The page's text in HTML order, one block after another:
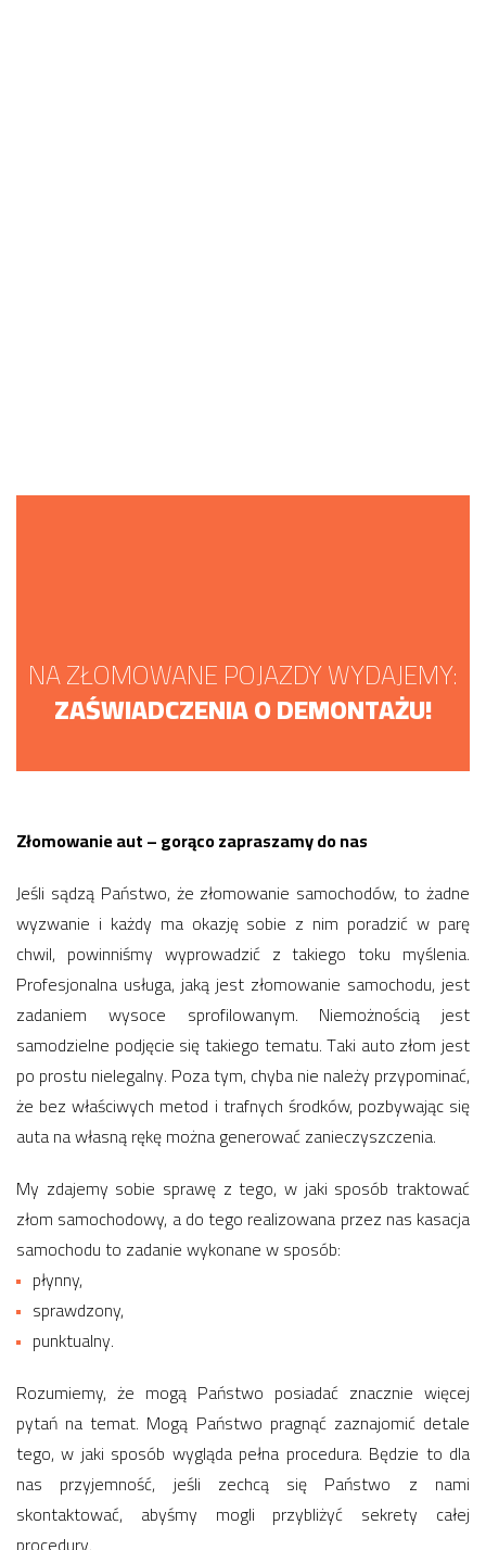
NA ZŁOMOWANE POJAZDY WYDAJEMY:
ZAŚWIADCZENIA O DEMONTAŻU!
Złomowanie aut – gorąco zapraszamy do nas
Jeśli sądzą Państwo, że złomowanie samochodów, to żadne
wyzwanie i każdy ma okazję sobie z nim poradzić w parę
chwil, powinniśmy wyprowadzić z takiego toku myślenia.
Profesjonalna usługa, jaką jest złomowanie samochodu, jest
zadaniem wysoce sprofilowanym. Niemożnością jest
samodzielne podjęcie się takiego tematu. Taki auto złom jest
po prostu nielegalny. Poza tym, chyba nie należy przypominać,
że bez właściwych metod i trafnych środków, pozbywając się
auta na własną rękę można generować zanieczyszczenia.
My zdajemy sobie sprawę z tego, w jaki sposób traktować
złom samochodowy, a do tego realizowana przez nas kasacja
samochodu to zadanie wykonane w sposób:
płynny,
sprawdzony,
punktualny.
Rozumiemy, że mogą Państwo posiadać znacznie więcej
pytań na temat. Mogą Państwo pragnąć zaznajomić detale
tego, w jaki sposób wygląda pełna procedura. Będzie to dla
nas przyjemność, jeśli zechcą się Państwo z nami
skontaktować, abyśmy mogli przybliżyć sekrety całej